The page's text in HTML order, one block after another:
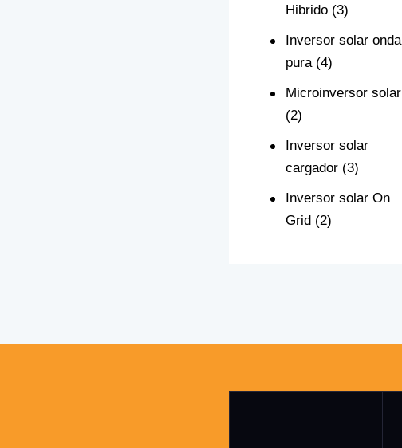
Hibrido (3)
Inversor solar onda
pura (4)
Microinversor solar
(2)
Inversor solar
cargador (3)
Inversor solar On
Grid (2)